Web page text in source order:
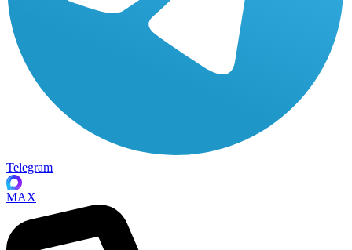
Telegram
MAX